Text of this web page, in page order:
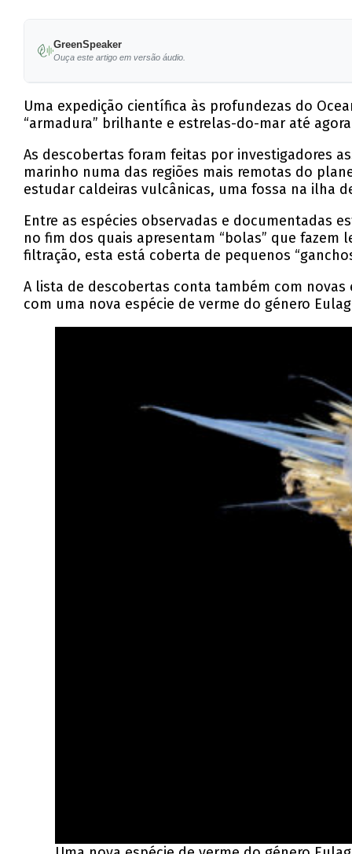
GreenSpeaker
Ouça este artigo em versão áudio.
Uma expedição científica às profundezas do
“armadura” brilhante e estrelas-do-mar até
As descobertas foram feitas por investigadores
marinho numa das regiões mais remotas do
estudar caldeiras vulcânicas, uma fossa na ilha
Entre as espécies observadas e documentadas
no fim dos quais apresentam “bolas” que
filtração, esta está coberta de pequenos
A lista de descobertas conta também com
com uma nova espécie de verme do género